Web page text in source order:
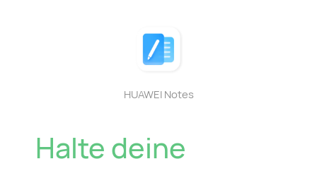
HUAWEI Notes
Halte deine